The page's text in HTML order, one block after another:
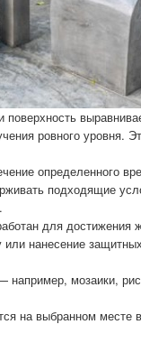
поверхность
ровного уровня.
определенного
подходящие
для достижения
нанесение
например, мозаики,
на выбранном месте